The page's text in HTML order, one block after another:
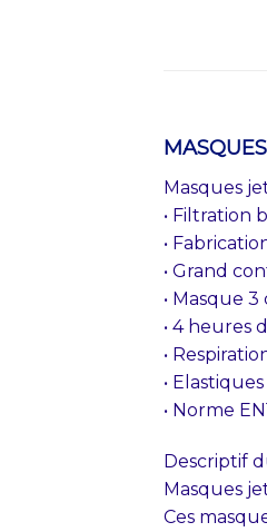
Masques
• Filtration
•
• Grand
• Masque
• 4 heures
•
•
• Norme
Descriptif
Masques
Ces